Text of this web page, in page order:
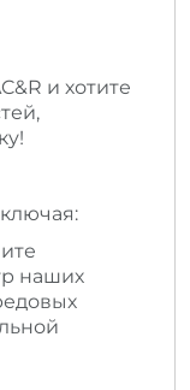
и хотите
наших